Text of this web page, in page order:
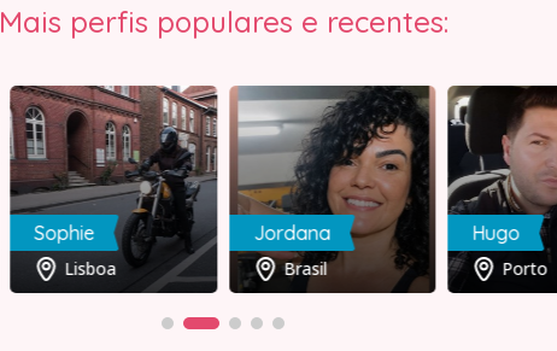
Mais perfis populares e recentes:
Sophie
Lisboa
Jordana
Brasil
Hugo
Porto